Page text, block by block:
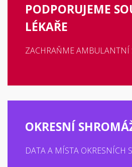
PODPORUJEME
LÉKAŘE
ZACHRAŇME AMBULANTNÍ
OKRESNÍ
DATA A MÍSTA OKRESNÍCH